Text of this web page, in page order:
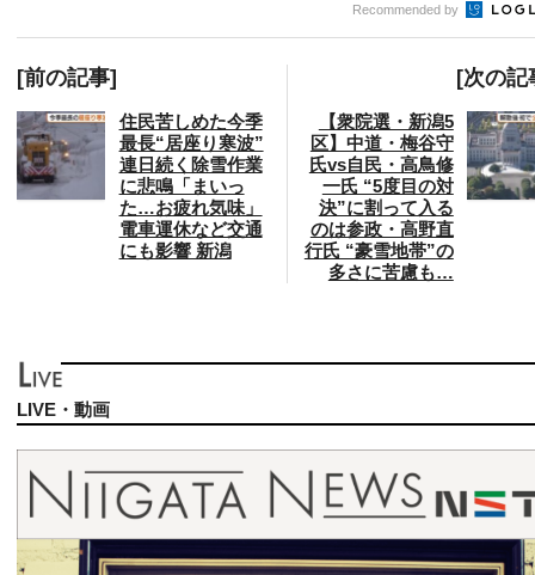
Recommended by
[前の記事]
住民苦しめた今季
最長“居座り寒波”
連日続く除雪作業
に悲鳴「まいっ
た…お疲れ気味」
電車運休など交通
にも影響 新潟
[次の記
【衆院選・新潟5
区】中道・梅谷守
氏vs自民・高鳥修
一氏 “5度目の対
決”に割って入る
のは参政・高野直
行氏 “豪雪地帯”の
多さに苦慮も…
LIVE・動画